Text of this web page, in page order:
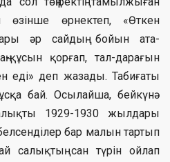
өзінше өрнектеп, «Өткен
әр сайдың бойын ата-
құсын қорғап, тал-дарағын
еді» деп жазады. Табиғаты
бай. Осылайша, бейкүнә
1929-1930 жылдары
бар малын тартып
салықтың сан түрін ойлап